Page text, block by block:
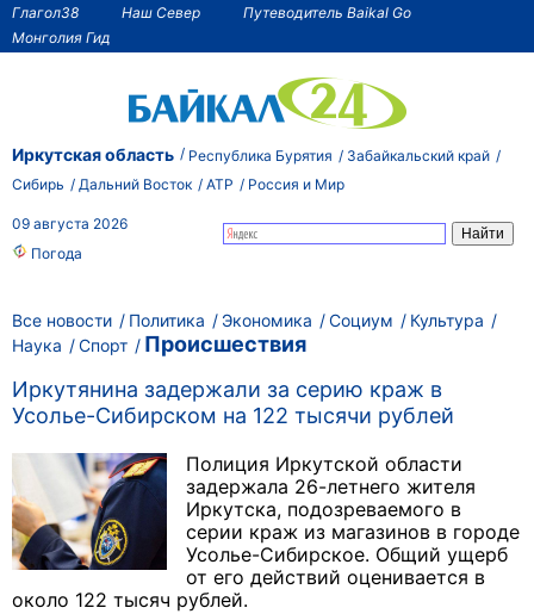
Глагол38 Наш Север
Путеводитель Baikal Go
Монголия Гид
Иркутская область Республика Бурятия
Забайкальский край
Сибирь
Дальний Восток АТР Россия и Мир
09 августа 2026
Погода
Все новости Политика Экономика Социум
Культура
Наука
Спорт
Происшествия
Иркутянина задержали за серию краж в
Усолье-Сибирском на 122 тысячи рублей
Полиция Иркутской области
задержала 26-летнего жителя
Иркутска, подозреваемого в
серии краж из магазинов в городе
Усолье-Сибирское. Общий ущерб
от его действий оценивается в
около 122 тысяч рублей.